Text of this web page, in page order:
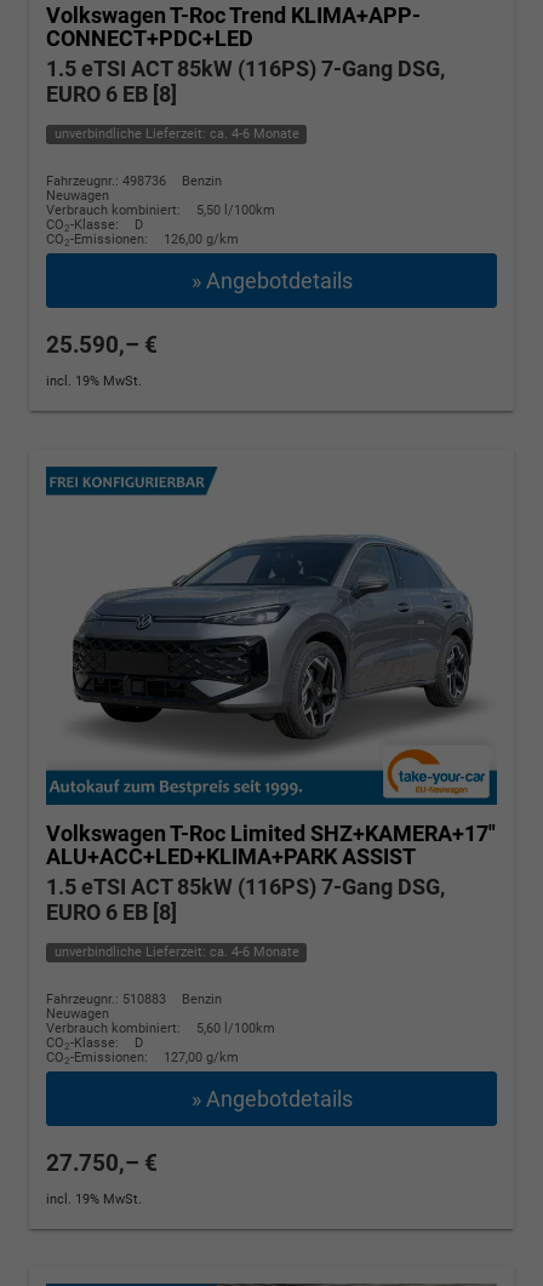
Volkswagen T-RocTrend KLIMA+APP-
CONNECT+PDC+LED
1.5 eTSI ACT 85kW (116PS) 7-Gang DSG,
EURO 6 EB [8]
unverbindliche Lieferzeit: ca. 4-6 Monate
Fahrzeugnr.: 498736
Benzin
Neuwagen
Verbrauch kombiniert:
5,50 l/100km
CO2-Klasse:
D
CO2-Emissionen: 126,00 g/km
» Angebotdetails
25.590,– €
incl. 19% MwSt.
Volkswagen T-Roc Limited SHZ+KAMERA+17"
ALU+ACC+LED+KLIMA+PARK ASSIST
1.5 eTSI ACT 85kW (116PS) 7-Gang DSG,
EURO 6 EB [8]
unverbindliche Lieferzeit: ca. 4-6 Monate
Fahrzeugnr.: 510883
Benzin
Neuwagen
Verbrauch kombiniert:
5,60 l/100km
CO2-Klasse:
D
CO2-Emissionen: 127,00 g/km
» Angebotdetails
27.750,– €
incl. 19% MwSt.